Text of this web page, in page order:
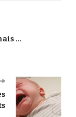
...